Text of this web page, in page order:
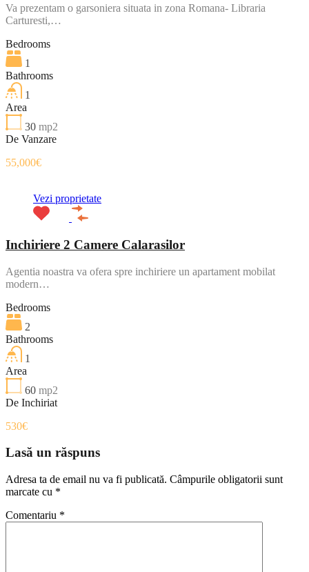
Va prezentam o garsoniera situata in zona Romana- Libraria
Carturesti,…
Bedrooms
1
Bathrooms
1
Area
30 mp2
De Vanzare
55,000€
Vezi proprietate
Inchiriere 2 Camere Calarasilor
Agentia noastra va ofera spre inchiriere un apartament mobilat
modern…
Bedrooms
2
Bathrooms
1
Area
60 mp2
De Inchiriat
530€
Lasă un răspuns
Adresa ta de email nu va fi publicată. Câmpurile obligatorii sunt
marcate cu *
Comentariu *